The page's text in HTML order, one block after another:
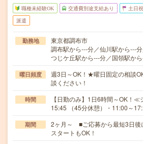
職種未経験OK 交通費別途支給あり 土日
派遣
勤務地
東京都調布市
調布駅から---分／仙川駅から---
つじケ丘駅から---分／国領駅か
曜日頻度
週3日～OK！★曜日固定の相談
談ください！
時間
【日勤のみ】1日6時間～OK！
15:45 （45分休憩）・11:00～
期間
2ヶ月～ ■ご応募から最短3日
スタートもOK！